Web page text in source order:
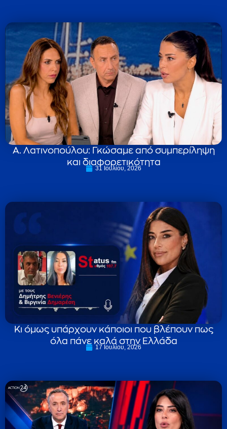
Α. Λατινοπούλου: Γκώσαμε από συμπερίληψη
και διαφορετικότητα
31 Ιουλίου, 2026
Κι όμως υπάρχουν κάποιοι που βλέπουν πως
όλα πάνε καλά στην Ελλάδα
17 Ιουλίου, 2026